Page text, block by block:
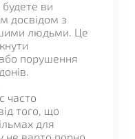
ви
досвідом з
людьми. Це
порушення
часто
того, що
для